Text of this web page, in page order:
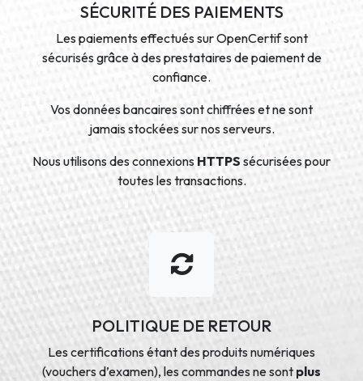
SÉCURITÉ DES PAIEMENTS
Les paiements effectués sur OpenCertif sont
sécurisés grâce à des prestataires de paiement de
confiance.
Vos données bancaires sont chiffrées et ne sont
jamais stockées sur nos serveurs.
Nous utilisons des connexions HTTPS sécurisées pour
toutes les transactions.
POLITIQUE DE RETOUR
Les certifications étant des produits numériques
(vouchers d’examen), les commandes ne sont plus